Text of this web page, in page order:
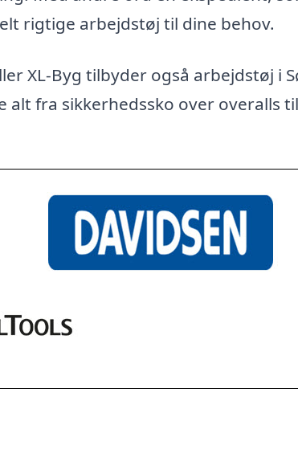
rigtige arbejdstøj til dine behov.
XL-Byg tilbyder også arbejdstøj i
fra sikkerhedssko over overalls til